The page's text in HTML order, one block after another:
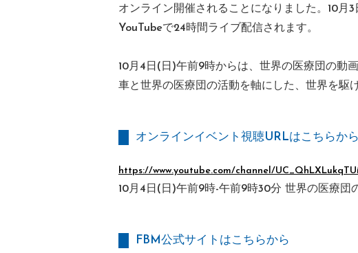
オンライン開催されることになりました。10月
YouTubeで24時間ライブ配信されます。
10月4日(日)午前9時からは、世界の医療団の動
車と世界の医療団の活動を軸にした、世界を駆
オンラインイベント視聴URLはこちらから
https://www.youtube.com/channel/
10月4日(日)午前9時-午前9時30分 世界の医療団
FBM公式サイトはこちらから